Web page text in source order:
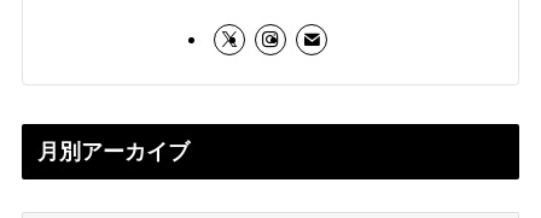
月別アーカイブ